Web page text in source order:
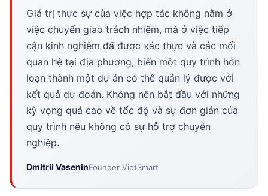
Giá trị thực sự của việc hợp tác không nằm ở
việc chuyển giao trách nhiệm, mà ở việc tiếp
cận kinh nghiệm đã được xác thực và các mối
quan hệ tại địa phương, biến một quy trình hỗn
loạn thành một dự án có thể quản lý được với
kết quả dự đoán. Không nên bắt đầu với những
kỳ vọng quá cao về tốc độ và sự đơn giản của
quy trình nếu không có sự hỗ trợ chuyên
nghiệp.
Dmitrii VaseninFounder VietSmart